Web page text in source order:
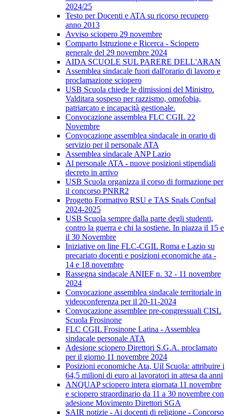
2024/25
Testo per Docenti e ATA su ricorso recupero
anno 2013
Avviso sciopero 29 novembre
Comparto Istruzione e Ricerca - Sciopero
generale del 29 novembre 2024
AIDA SCUOLE SUL PARERE DELL'ARAN
Assemblea sindacale fuori dall'orario di lavoro e
proclamazione sciopero
USB Scuola chiede le dimissioni del Ministro.
Valditara sospeso per razzismo, omofobia,
patriarcato e incapacità gestionale.
Convocazione assemblea FLC CGIL 22
Novembre
Convocazione assemblea sindacale in orario di
servizio per il personale ATA
Assemblea sindacale ANP Lazio
Al personale ATA - nuove posizioni stipendiali
decreto in arrivo
USB Scuola organizza il corso di formazione per
il concorso PNRR2
Progetto Formativo RSU e TAS Snals Confsal
2024-2025
USB Scuola sempre dalla parte degli studenti,
contro la guerra e chi la sostiene. In piazza il 15 e
il 30 Novembre
Iniziative on line FLC-CGIL Roma e Lazio su
precariato docenti e posizioni economiche ata -
14 e 18 novembre
Rassegna sindacale ANIEF n. 32 - 11 novembre
2024
Convocazione assemblea sindacale territoriale in
videoconferenza per il 20-11-2024
Convocazione assemblee pre-congressuali CISL
Scuola Frosinone
FLC CGIL Frosinone Latina - Assemblea
sindacale personale ATA
Adesione sciopero Direttori S.G.A. proclamato
per il giorno 11 novembre 2024
Posizioni economiche Ata, Uil Scuola: attribuire i
64,5 milioni di euro ai lavoratori in attesa da anni
ANQUAP sciopero intera giornata 11 novembre
e sciopero straordinario da 11 a 30 novembre con
adesione Movimento Direttori SGA
SAIR notizie - Ai docenti di religione - Concorso